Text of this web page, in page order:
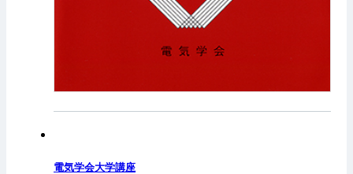
電気学会大学講座